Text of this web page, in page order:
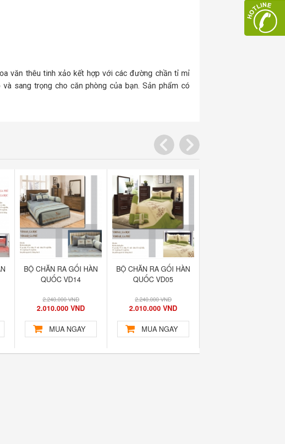
văn thêu tinh xảo kết hợp với các đường chần tỉ mỉ
sang trọng cho căn phòng của bạn. Sản phẩm có
BỘ CHĂN RA GỐI HÀN
QUỐC VD05
2.240.000 VND
2.010.000 VND
MUA NGAY
BỘ CHĂN RA GỐI HÀN
QUỐC VD06
2.240.000 VND
2.010.000 VND
MUA NGAY